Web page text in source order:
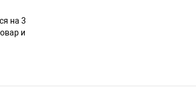
на 3
и